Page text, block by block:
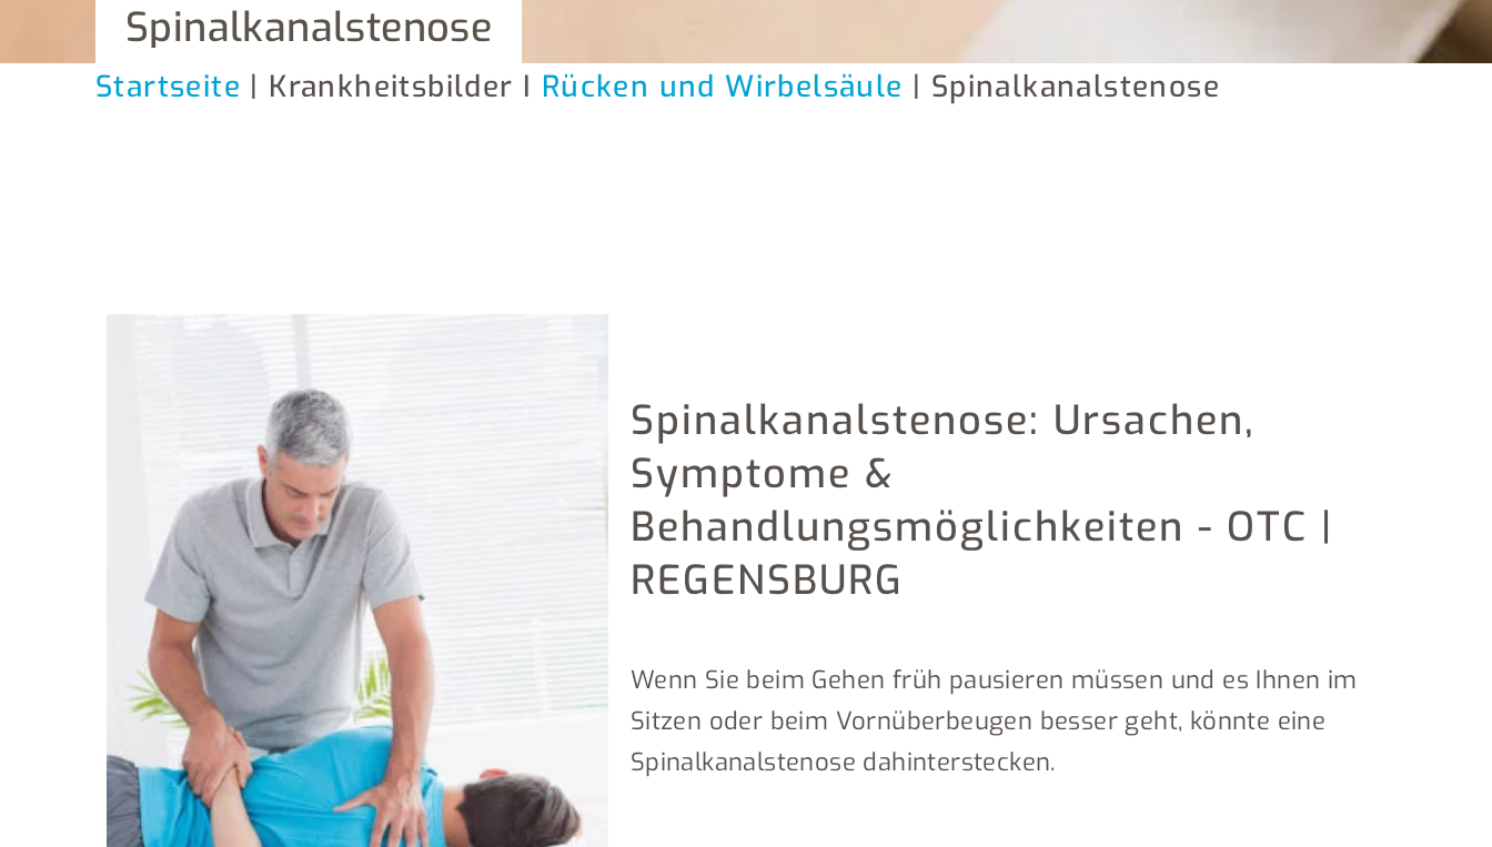
Spinalkanalstenose
Startseite | Krankheitsbilder I Rücken und Wirbelsäule | Spinalkanalstenose
Spinalkanalstenose: Ursachen,
Symptome &
Behandlungsmöglichkeiten - OTC |
REGENSBURG
Wenn Sie beim Gehen früh pausieren müssen und es Ihnen im
Sitzen oder beim Vornüberbeugen besser geht, könnte eine
Spinalkanalstenose dahinterstecken.